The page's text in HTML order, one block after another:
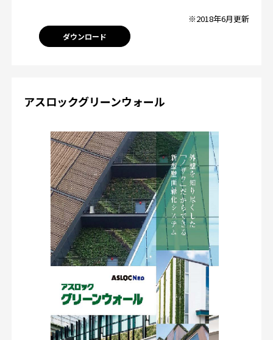
※2018年6月更新
ダウンロード
アスロックグリーンウォール